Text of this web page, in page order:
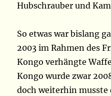
Hubschrauber und
So etwas war bislang
2003 im Rahmen des
Kongo verhängte
Kongo wurde zwar
doch weiterhin